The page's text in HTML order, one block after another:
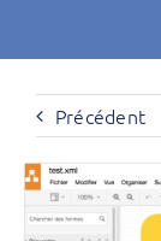
Précédent